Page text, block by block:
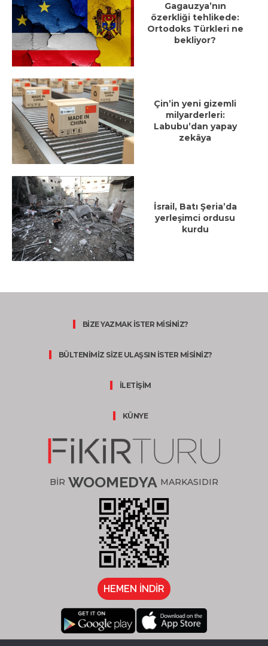
Gagauzya’nın
özerkliği tehlikede:
Ortodoks Türkleri ne
bekliyor?
Çin’in yeni gizemli
milyarderleri:
Labubu’dan yapay
zekâya
İsrail, Batı Şeria’da
yerleşimci ordusu
kurdu
BİZE YAZMAK İSTER MİSİNİZ?
BÜLTENİMİZ SİZE ULAŞSIN İSTER MİSİNİZ?
İLETİŞİM
KÜNYE
BİR WOOMEDYA MARKASIDIR
HEMEN İNDİR